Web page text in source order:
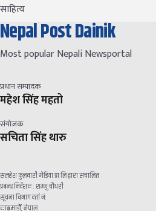
साहित्य
Nepal Post Dainik
Most popular Nepali Newsportal
प्रधान सम्पादक
महेश सिंह महतो
संयोजक
सचिता सिंह थारु
सलहेश फुलवारी मेडिया प्रा लि द्वारा संचालित
प्रबन्ध निर्देशक : शम्भु चौधरी
सूचना विभाग दर्ता नं:
काठमाडौँ, नेपाल